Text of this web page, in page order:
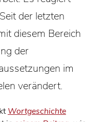
der letzten
diesem Bereich
der
im
verändert.
Wortgeschichte